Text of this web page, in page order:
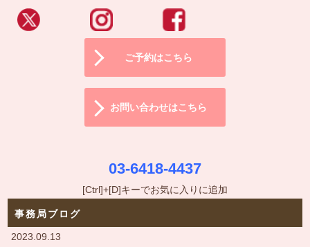
ご予約はこちら
お問い合わせはこちら
03-6418-4437
[Ctrl]+[D]キーでお気に入りに追加
事務局ブログ
2023.09.13